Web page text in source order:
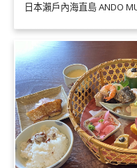
日本瀨戶內海直島 ANDO